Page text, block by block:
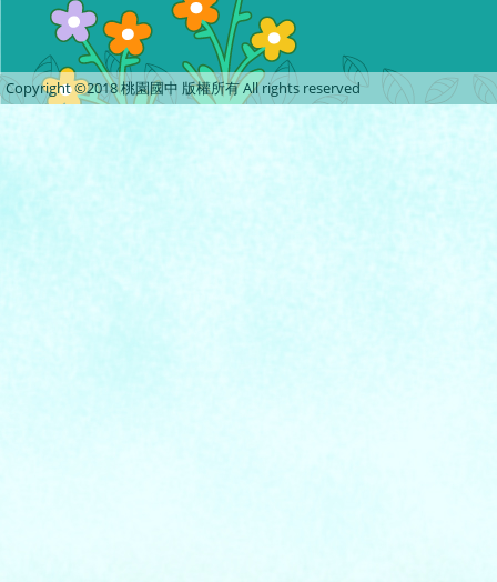
Copyright ©2018 桃園國中 版權所有 All rights reserved